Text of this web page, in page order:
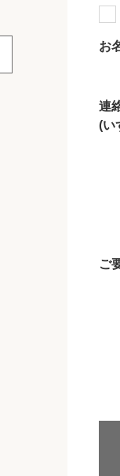
お
連
(い
ご